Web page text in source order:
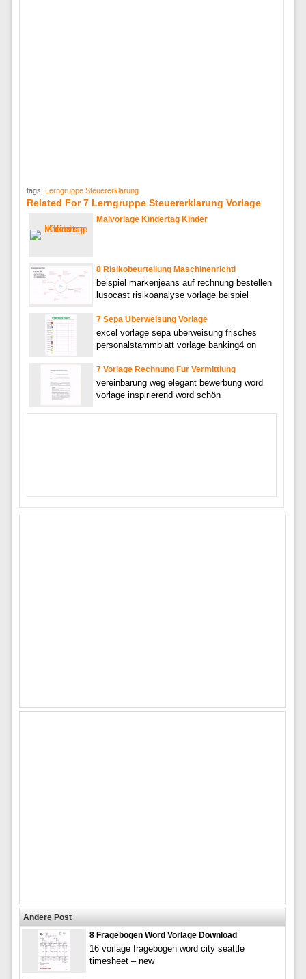
tags: Lerngruppe Steuererklarung
Related For 7 Lerngruppe Steuererklarung Vorlage
Malvorlage Kindertag Kinder
8 Risikobeurteilung Maschinenrichtl
beispiel markenjeans auf rechnung bestellen
lusocast risikoanalyse vorlage beispiel
7 Sepa Uberweisung Vorlage
excel vorlage sepa uberweisung frisches
personalstammblatt vorlage banking4 on
7 Vorlage Rechnung Fur Vermittlung
vereinbarung weg elegant bewerbung word
vorlage inspirierend word schön
Andere Post
8 Fragebogen Word Vorlage Download
16 vorlage fragebogen word city seattle
timesheet – new